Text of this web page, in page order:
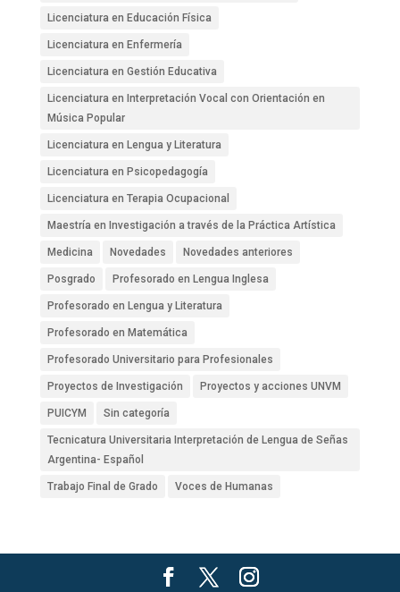
Licenciatura en Educación Física
Licenciatura en Enfermería
Licenciatura en Gestión Educativa
Licenciatura en Interpretación Vocal con Orientación en
Música Popular
Licenciatura en Lengua y Literatura
Licenciatura en Psicopedagogía
Licenciatura en Terapia Ocupacional
Maestría en Investigación a través de la Práctica Artística
Medicina Novedades Novedades anteriores
Posgrado Profesorado en Lengua Inglesa
Profesorado en Lengua y Literatura
Profesorado en Matemática
Profesorado Universitario para Profesionales
Proyectos de Investigación Proyectos y acciones UNVM
PUICYM Sin categoría
Tecnicatura Universitaria Interpretación de Lengua de Señas
Argentina- Español
Trabajo Final de Grado Voces de Humanas